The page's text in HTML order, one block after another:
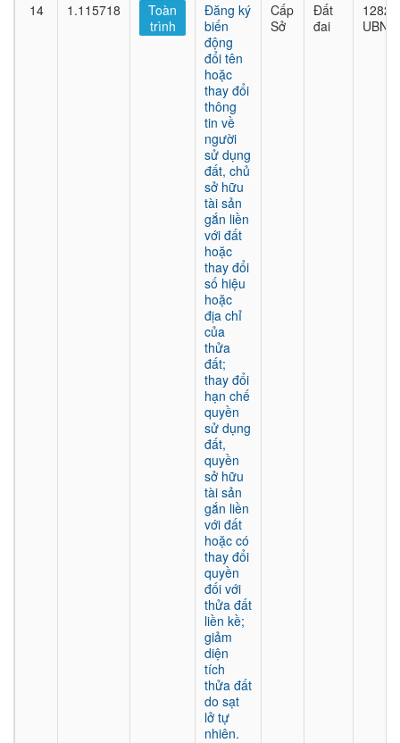
14 1.115718
Toàn
trình
Đăng ký
biến
động
đổi tên
hoặc
thay đổi
thông
tin về
người
sử dụng
đất, chủ
sở hữu
tài sản
gắn liền
với đất
hoặc
thay đổi
số hiệu
hoặc
địa chỉ
của
thửa
đất;
thay đổi
hạn chế
quyền
sử dụng
đất,
quyền
sở hữu
tài sản
gắn liền
với đất
hoặc có
thay đổi
quyền
đối với
thửa đất
liền kề;
giảm
diện
tích
thửa đất
do sạt
lở tự
nhiên.
Cấp
Sở
Đất
đai
1282/
UBND